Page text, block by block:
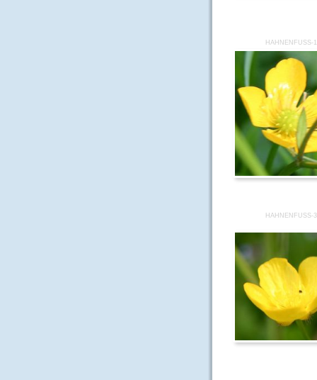
HAHNENFUSS-
HAHNENFUSS-